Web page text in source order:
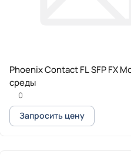
Phoenix Contact FL SFP FX
среды
0
Запросить цену